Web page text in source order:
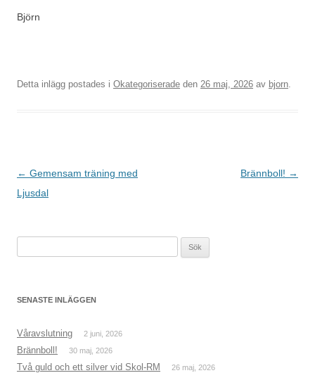
Björn
Detta inlägg postades i Okategoriserade den 26 maj, 2026 av bjorn.
Inläggsnavigering
← Gemensam träning med
Ljusdal
Brännboll! →
SENASTE INLÄGGEN
Våravslutning 2 juni, 2026
Brännboll! 30 maj, 2026
Två guld och ett silver vid Skol-RM 26 maj, 2026